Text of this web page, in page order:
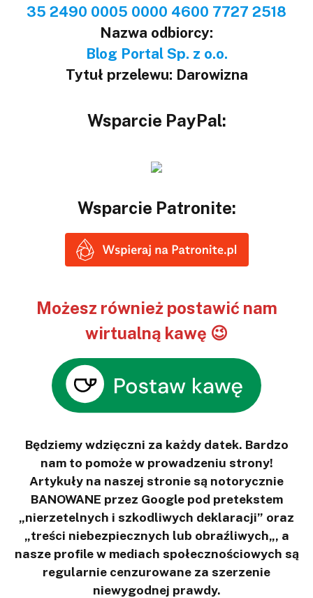
35 2490 0005 0000 4600 7727 2518
Nazwa odbiorcy:
Blog Portal Sp. z o.o.
Tytuł przelewu: Darowizna
Wsparcie PayPal:
Wsparcie Patronite:
Możesz również postawić nam
wirtualną kawę 😉
Będziemy wdzięczni za każdy datek. Bardzo
nam to pomoże w prowadzeniu strony!
Artykuły na naszej stronie są notorycznie
BANOWANE przez Google pod pretekstem
„nierzetelnych i szkodliwych deklaracji” oraz
„treści niebezpiecznych lub obraźliwych„, a
nasze profile w mediach społecznościowych są
regularnie cenzurowane za szerzenie
niewygodnej prawdy.